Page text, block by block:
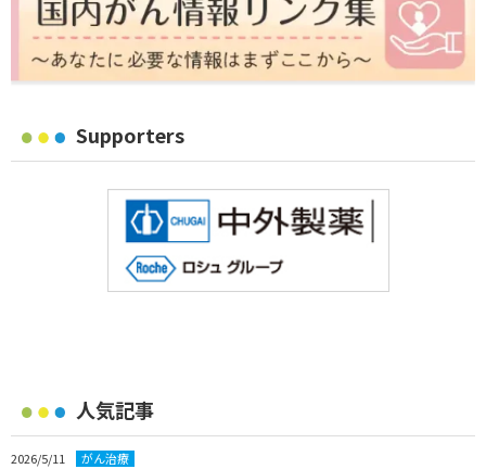
Supporters
人気記事
2026/5/11 がん治療